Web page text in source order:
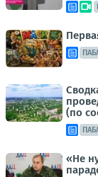
(по
«Не